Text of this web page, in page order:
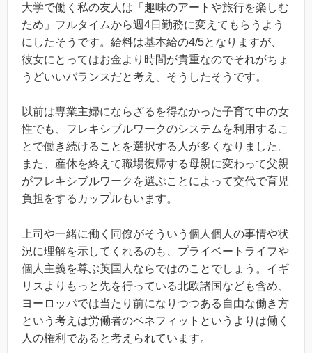
大学で働く私の友人は「趣味のアートや旅行を楽しむ
ため」フルタイムから週4日勤務に変えてもらうよう
にしたそうです。給料は基本給の4/5となりますが、
彼女にとってはお金より時間が貴重なのでそれがちょ
うどいいバランスだと考え、そうしたそうです。
以前は専業主婦にならざるを得なかった子育て中の女
性でも、フレキシブルワークのシステムを利用するこ
とで働き続けることを選択する人が多くなりました。
また、産休を終えて職場復帰する母親に変わって父親
がフレキシブルワークを選ぶことによって交代で育児
負担をするカップルもいます。
上司や一緒に働く同僚がそういう個人個人の事情や状
況に理解を示してくれるのも、プライベートライフや
個人主義を尊ぶ英国人ならではのことでしょう。イギ
リスよりもっと先を行っている北欧諸国なども含め、
ヨーロッパでは当たり前になりつつある自由な働き方
という考えは労働者のベネフィットというよりは働く
人の権利であると考えられています。